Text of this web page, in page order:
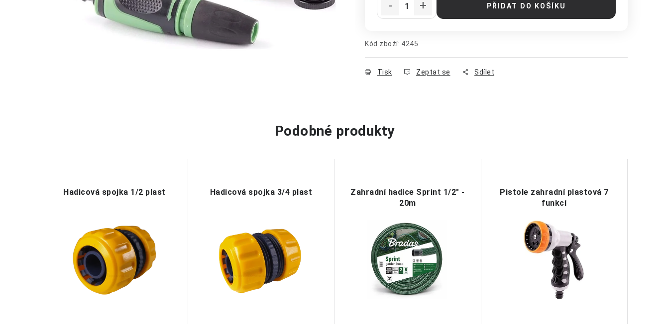
PŘIDAT DO KOŠÍKU
Kód zboží: 4245
Tisk Zeptat se Sdílet
Podobné produkty
Hadicová spojka 1/2 plast Hadicová spojka 3/4 plast
Zahradní hadice Sprint 1/2" -
20m
Pistole zahradní plastová 7
funkcí